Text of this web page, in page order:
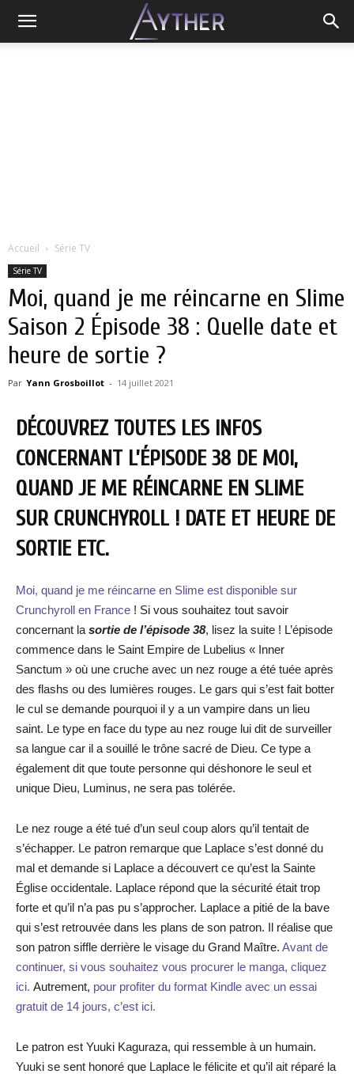
Accueil Série TV
Série TV
Moi, quand je me réincarne en Slime
Saison 2 Épisode 38 : Quelle date et
heure de sortie ?
Par Yann Grosboillot - 14 juillet 2021
DÉCOUVREZ TOUTES LES INFOS
CONCERNANT L’ÉPISODE 38 DE MOI,
QUAND JE ME RÉINCARNE EN SLIME
SUR CRUNCHYROLL ! DATE ET HEURE DE
SORTIE ETC.
Moi, quand je me réincarne en Slime est disponible sur
Crunchyroll en France ! Si vous souhaitez tout savoir
concernant la sortie de l’épisode 38, lisez la suite ! L’épisode
commence dans le Saint Empire de Lubelius « Inner
Sanctum » où une cruche avec un nez rouge a été tuée après
des flashs ou des lumières rouges. Le gars qui s’est fait botter
le cul se demande pourquoi il y a un vampire dans un lieu
saint. Le type en face du type au nez rouge lui dit de surveiller
sa langue car il a souillé le trône sacré de Dieu. Ce type a
également dit que toute personne qui déshonore le seul et
unique Dieu, Luminus, ne sera pas tolérée.
Le nez rouge a été tué d’un seul coup alors qu’il tentait de
s’échapper. Le patron remarque que Laplace s’est donné du
mal et demande si Laplace a découvert ce qu’est la Sainte
Église occidentale. Laplace répond que la sécurité était trop
forte et qu’il n’a pas pu s’approcher. Laplace a pitié de la bave
qui s’est retrouvée dans les plans de son patron. Il réalise que
son patron siffle derrière le visage du Grand Maître. Avant de
continuer, si vous souhaitez vous procurer le manga, cliquez
ici. Autrement, pour profiter du format Kindle avec un essai
gratuit de 14 jours, c’est ici.
Le patron est Yuuki Kaguraza, qui ressemble à un humain.
Yuuki se sent honoré que Laplace le félicite et qu’il ait réparé la